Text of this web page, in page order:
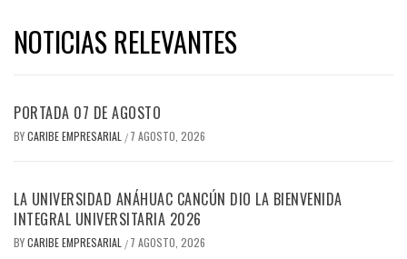
NOTICIAS RELEVANTES
PORTADA 07 DE AGOSTO
BYCARIBE EMPRESARIAL / 7 AGOSTO, 2026
LA UNIVERSIDAD ANÁHUAC CANCÚN DIO LA BIENVENIDA
INTEGRAL UNIVERSITARIA 2026
BYCARIBE EMPRESARIAL / 7 AGOSTO, 2026